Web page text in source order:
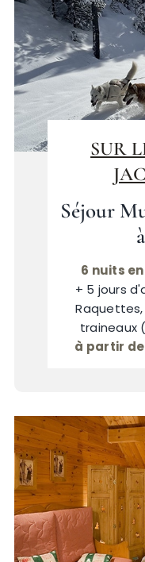
SUR
Séjour
6 nuits
+ 5 jours
Raquettes,
traineaux
à partir de